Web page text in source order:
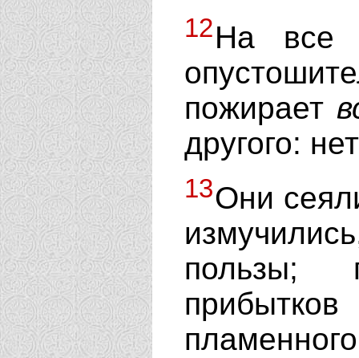
12На все
пожирает
другого:
13Они
пользы;